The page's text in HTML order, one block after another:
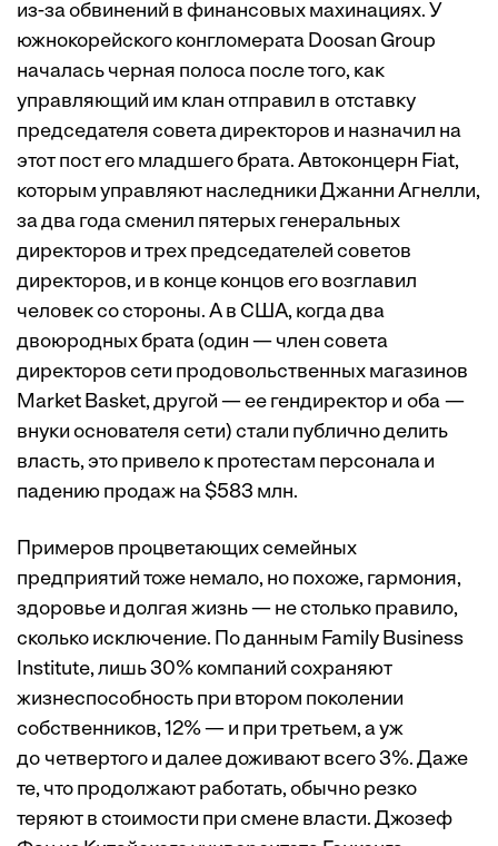
из-за обвинений в финансовых махинациях. У
южнокорейского конгломерата Doosan Group
началась черная полоса после того, как
управляющий им клан отправил в отставку
председателя совета директоров и назначил на
этот пост его младшего брата. Автоконцерн Fiat,
которым управляют наследники Джанни Агнелли,
за два года сменил пятерых генеральных
директоров и трех председателей советов
директоров, и в конце концов его возглавил
человек со стороны. А в США, когда два
двоюродных брата (один — член совета
директоров сети продовольственных магазинов
Market Basket, другой — ее гендиректор и оба —
внуки основателя сети) стали публично делить
власть, это привело к протестам персонала и
падению продаж на $583 млн.
Примеров процветающих семейных
предприятий тоже немало, но похоже, гармония,
здоровье и долгая жизнь — не столько правило,
сколько исключение. По данным Family Business
Institute, лишь 30% компаний сохраняют
жизнеспособность при втором поколении
собственников, 12% — и при третьем, а уж
до четвертого и далее доживают всего 3%. Даже
те, что продолжают работать, обычно резко
теряют в стоимости при смене власти. Джозеф